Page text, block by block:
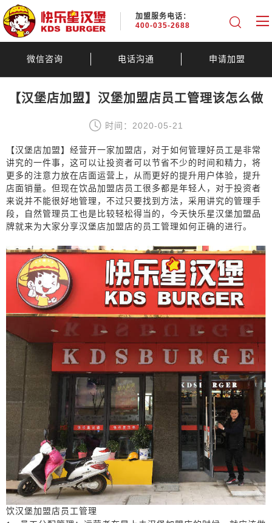
加盟服务电话：
400-035-2688
微信咨询 电话沟通 申请加盟
【汉堡店加盟】汉堡加盟店员工管理该怎么做
时间：2020-05-21
【汉堡店加盟】经营开一家加盟店，对于如何管理好员工是非常
讲究的一件事，这可以让投资者可以节省不少的时间和精力，将
更多的注意力放在店面运营上，从而更好的提升用户体验，提升
店面销量。但现在饮品加盟店员工很多都是年轻人，对于投资者
来说并不能很好地管理，不过只要找到方法，采用讲究的管理手
段，自然管理员工也是比较轻松得当的，今天快乐星汉堡加盟品
牌就来为大家分享汉堡店加盟店的员工管理如何正确的进行。
饮汉堡加盟店员工管理